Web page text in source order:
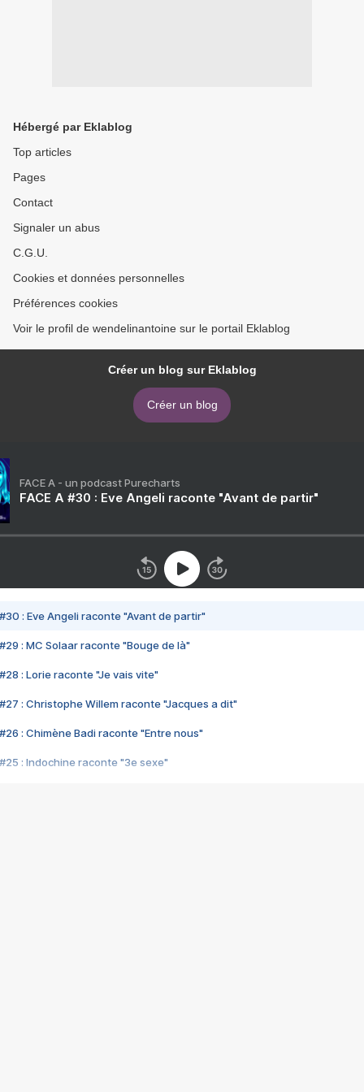
Hébergé par Eklablog
Top articles
Pages
Contact
Signaler un abus
C.G.U.
Cookies et données personnelles
Préférences cookies
Voir le profil de wendelinantoine sur le portail Eklablog
Créer un blog sur Eklablog
Créer un blog
FACE A - un podcast Purecharts
FACE A #30 : Eve Angeli raconte "Avant de partir"
#30 : Eve Angeli raconte "Avant de partir"
#29 : MC Solaar raconte "Bouge de là"
#28 : Lorie raconte "Je vais vite"
#27 : Christophe Willem raconte "Jacques a dit"
#26 : Chimène Badi raconte "Entre nous"
#25 : Indochine raconte "3e sexe"